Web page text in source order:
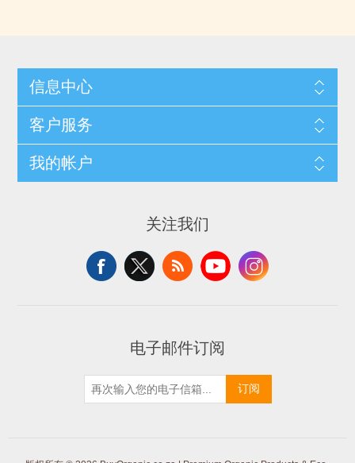
信息中心
客户服务
我的帐户
关注我们
电子邮件订阅
订阅